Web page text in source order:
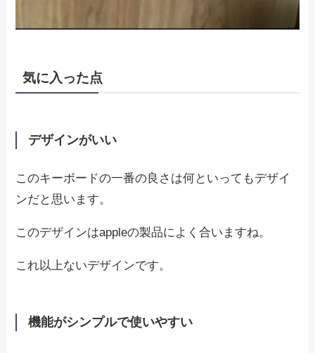
気に入った点
デザインがいい
このキーボードの一番の良さは何といってもデザイ
ンだと思います。
このデザインはappleの製品によく合いますね。
これ以上ないデザインです。
機能がシンプルで使いやすい